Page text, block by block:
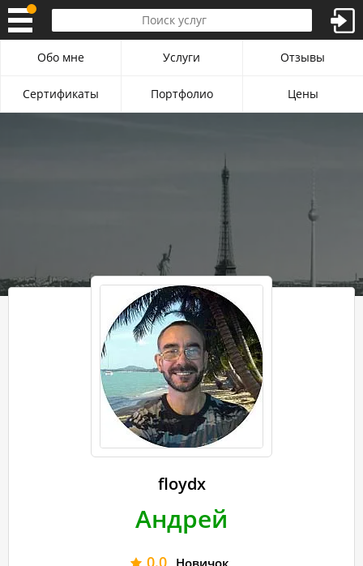
floydx
Андрей
0.0 Новичок
Обо мне Услуги Отзывы
Сертификаты Портфолио Цены